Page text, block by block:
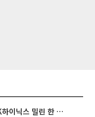
[베스트&워스트] 삼성전자·SK하이닉스 밀린 한 주…상상인증권은 85% 급등